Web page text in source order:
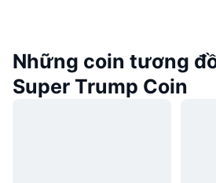
Những coin tương
Super Trump Coin